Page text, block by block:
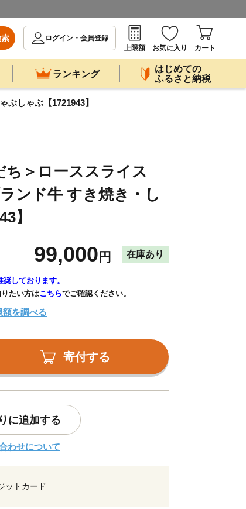
ログイン・会員登録
上限額
お気に入り カート
ランキング
はじめての
ふるさと納税
ぶしゃぶ【1721943】
ち＞ローススライス
ンド牛 すき焼き・し
】
99,000 円 在庫あり
奨しております。
たい方はこちらでご確認ください。
額を調べる
寄付する
に追加する
わせについて
ットカード